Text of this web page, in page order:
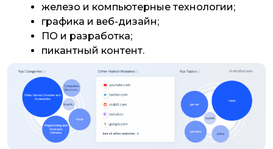
железо и компьютерные технологии;
графика и веб-дизайн;
ПО и разработка;
пикантный контент.